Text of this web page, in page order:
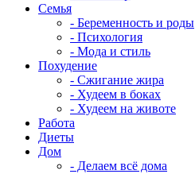
Семья
- Беременность и роды
- Психология
- Мода и стиль
Похудение
- Сжигание жира
- Худеем в боках
- Худеем на животе
Работа
Диеты
Дом
- Делаем всё дома